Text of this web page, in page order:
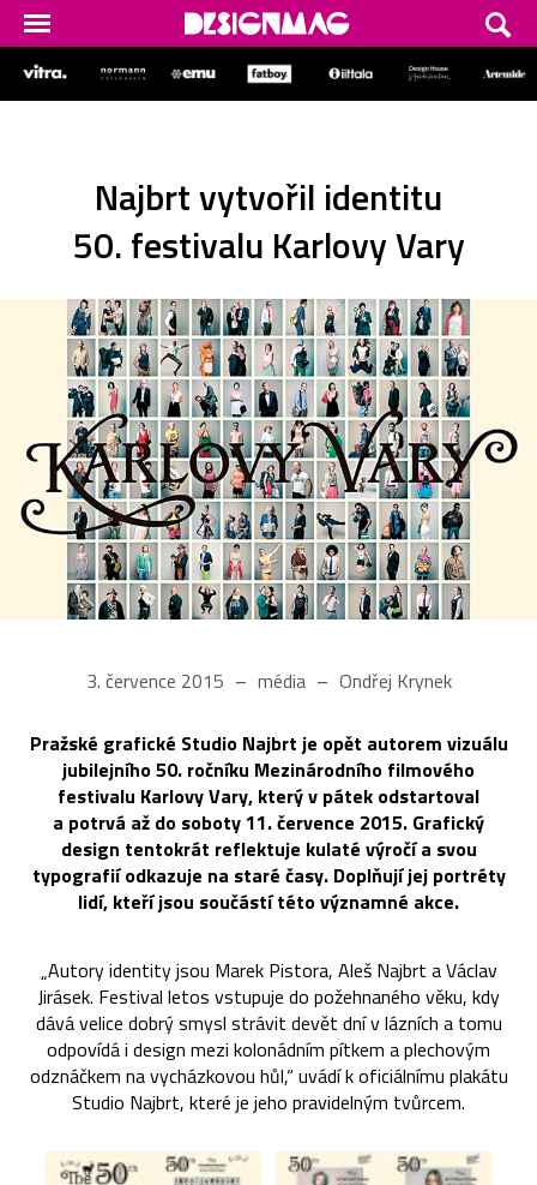
Najbrt vytvořil identitu
50. festivalu Karlovy Vary
3. července 2015 média Ondřej Krynek
Pražské grafické Studio Najbrt je opět autorem vizuálu
jubilejního 50. ročníku Mezinárodního filmového
festivalu Karlovy Vary, který v pátek odstartoval
a potrvá až do soboty 11. července 2015. Grafický
design tentokrát reflektuje kulaté výročí a svou
typografií odkazuje na staré časy. Doplňují jej portréty
lidí, kteří jsou součástí této významné akce.
„Autory identity jsou Marek Pistora, Aleš Najbrt a Václav
Jirásek. Festival letos vstupuje do požehnaného věku, kdy
dává velice dobrý smysl strávit devět dní v lázních a tomu
odpovídá i design mezi kolonádním pítkem a plechovým
odznáčkem na vycházkovou hůl,“ uvádí k oficiálnímu plakátu
Studio Najbrt, které je jeho pravidelným tvůrcem.